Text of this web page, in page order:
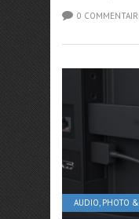
0
AUDIO, PHOTO